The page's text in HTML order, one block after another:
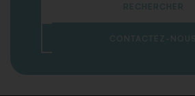
RECHERCHER
CONTACTEZ-NOUS